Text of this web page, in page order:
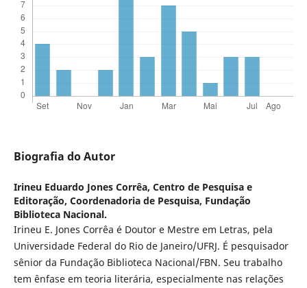
Biografia do Autor
Irineu Eduardo Jones Corrêa, Centro de Pesquisa e
Editoração, Coordenadoria de Pesquisa, Fundação
Biblioteca Nacional.
Irineu E. Jones Corrêa é Doutor e Mestre em Letras, pela
Universidade Federal do Rio de Janeiro/UFRJ. É pesquisador
sênior da Fundação Biblioteca Nacional/FBN. Seu trabalho
tem ênfase em teoria literária, especialmente nas relações